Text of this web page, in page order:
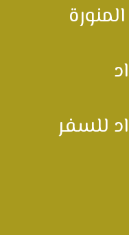
للسفر